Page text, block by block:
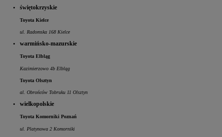
świętokrzyskie
Toyota Kielce
ul. Radomska 168 Kielce
warmińsko-mazurskie
Toyota Elbląg
Kazimierzowo 4b Elbląg
Toyota Olsztyn
al. Obrońców Tobruku 11 Olsztyn
wielkopolskie
Toyota Komorniki Poznań
ul. Platynowa 2 Komorniki